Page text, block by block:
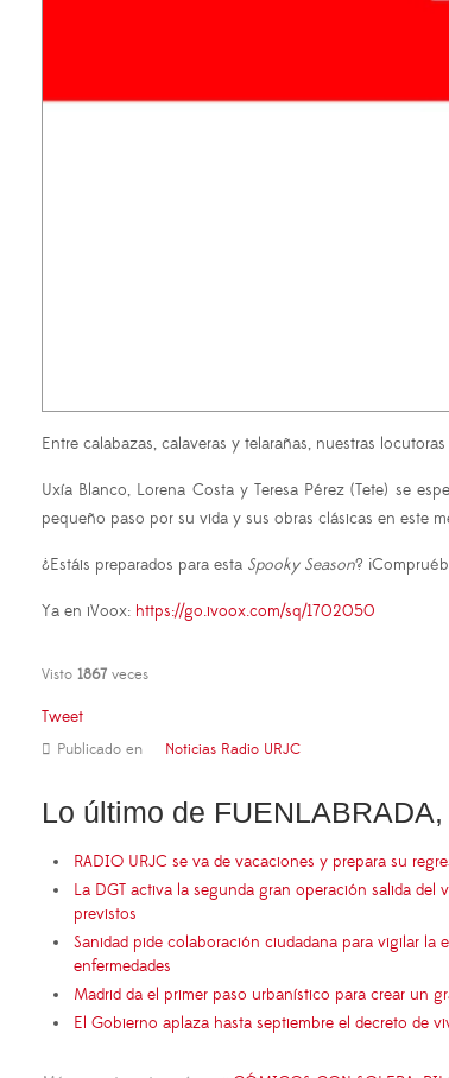
Entre calabazas, calaveras y telarañas, nuestras
Uxía Blanco, Lorena Costa y Teresa Pérez (Tete) se
pequeño paso por su vida y sus obras clásicas en este
¿Estáis preparados para esta Spooky Season?
Ya en iVoox: https://go.ivoox.com/sq/1702050
Visto 1867 veces
Tweet
Publicado en Noticias Radio URJC
Lo último de
RADIO URJC se va de vacaciones y prepara su
La DGT activa la segunda gran operación salida
previstos
Sanidad pide colaboración ciudadana para vigilar la
enfermedades
Madrid da el primer paso urbanístico para crear un
El Gobierno aplaza hasta septiembre el decreto de